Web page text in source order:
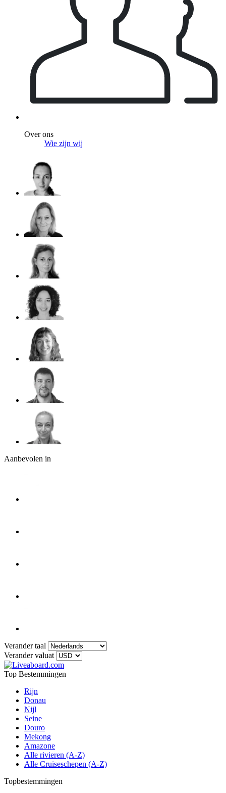
Over ons
Wie zijn wij
Aanbevolen in
Verander taal
Verander valuat
Top Bestemmingen
Rijn
Donau
Nijl
Seine
Douro
Mekong
Amazone
Alle rivieren (A-Z)
Alle Cruiseschepen (A-Z)
Topbestemmingen